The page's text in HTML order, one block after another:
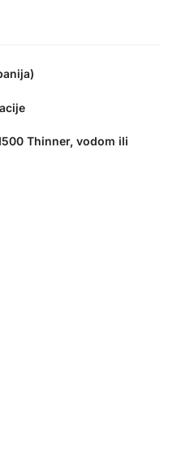
Thinner, vodom ili